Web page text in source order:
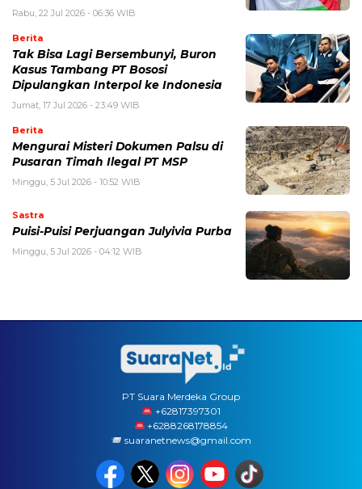
Rabu, 22 Jul 2026 - 06:36 WIB
Berita
Tak Bisa Lagi Bersembunyi, Buron
Kasus Tambang PT Bososi
Dipulangkan Interpol ke Indonesia
Jumat, 17 Jul 2026 - 23:49 WIB
Berita
Mengurai Misteri Dokumen Palsu di
Pusaran Timah Ilegal PT MSP
Minggu, 5 Jul 2026 - 10:52 WIB
Sastra
Puisi-Puisi Perjuangan Julyivia Purba
Minggu, 5 Jul 2026 - 04:12 WIB
PT Suara Merdeka Group
‪+62817397301
+6288268178854
suaranetnews@gmail.com